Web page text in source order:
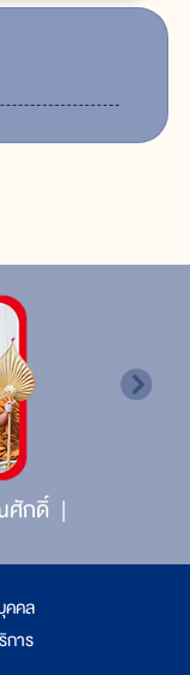
ศักดิ์
คคล
การ